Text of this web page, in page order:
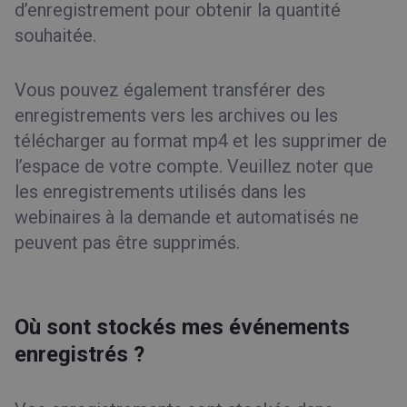
d’enregistrement pour obtenir la quantité
souhaitée.
Vous pouvez également transférer des
enregistrements vers les archives ou les
télécharger au format mp4 et les supprimer de
l’espace de votre compte. Veuillez noter que
les enregistrements utilisés dans les
webinaires à la demande et automatisés ne
peuvent pas être supprimés.
Où sont stockés mes événements
enregistrés ?